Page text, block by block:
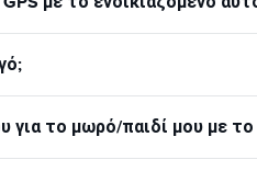
το μωρό/παιδί μου με